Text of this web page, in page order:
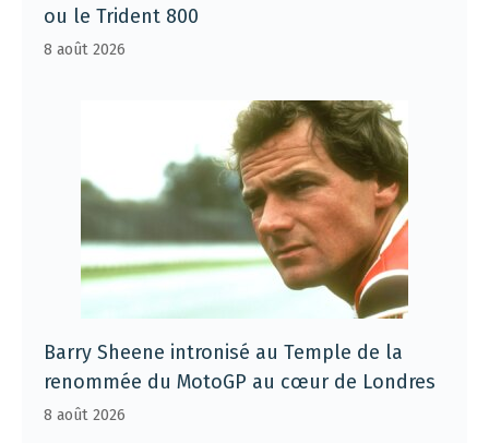
ou le Trident 800
8 août 2026
Barry Sheene intronisé au Temple de la
renommée du MotoGP au cœur de Londres
8 août 2026